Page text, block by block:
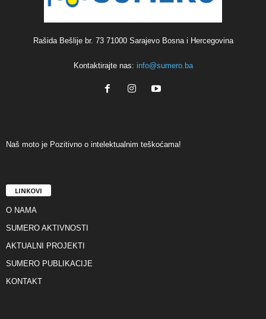
Rašida Bešlije br. 73 71000 Sarajevo Bosna i Hercegovina
Kontaktirajte nas: info@sumero.ba
Naš moto je Pozitivno o intelektualnim teškoćama!
LINKOVI
O NAMA
SUMERO AKTIVNOSTI
AKTUALNI PROJEKTI
SUMERO PUBLIKACIJE
KONTAKT